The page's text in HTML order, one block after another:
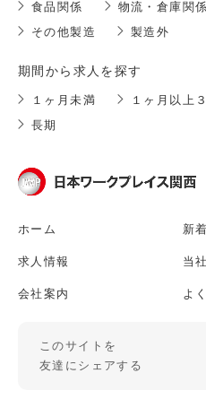
ホーム 新
求人情報 当
会社案内 よ
このサイトを
友達にシェアする
食品関係
物流・倉庫関係
その他製造
製造外
期間から求人を探す
１ヶ月未満 １ヶ月以上
長期